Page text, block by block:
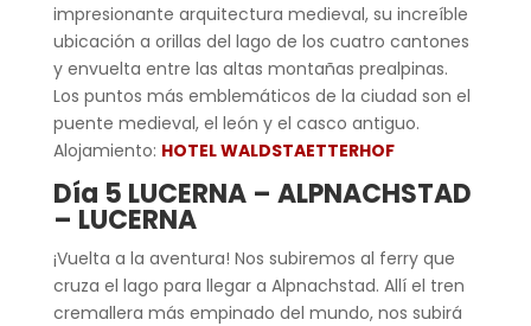
impresionante arquitectura medieval, su increíble
ubicación a orillas del lago de los cuatro cantones
y envuelta entre las altas montañas prealpinas.
Los puntos más emblemáticos de la ciudad son el
puente medieval, el león y el casco antiguo.
Alojamiento: HOTEL WALDSTAETTERHOF
Día 5 LUCERNA – ALPNACHSTAD
– LUCERNA
¡Vuelta a la aventura! Nos subiremos al ferry que
cruza el lago para llegar a Alpnachstad. Allí el tren
cremallera más empinado del mundo, nos subirá